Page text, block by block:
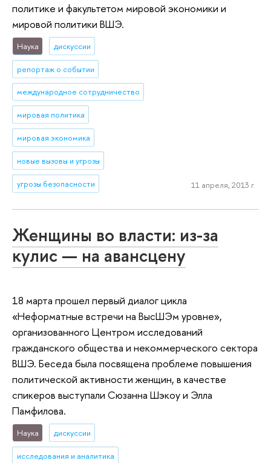
политике и факультетом мировой экономики и
мировой политики ВШЭ.
Наука дискуссии
репортаж о событии
международное сотрудничество
мировая политика
мировая экономика
новые вызовы и угрозы
угрозы безопасности 11 апреля, 2013 г.
Женщины во власти: из-за
кулис — на авансцену
18 марта прошел первый диалог цикла
«Неформатные встречи на ВысШЭм уровне»,
организованного Центром исследований
гражданского общества и некоммерческого сектора
ВШЭ. Беседа была посвящена проблеме повышения
политической активности женщин, в качестве
спикеров выступали Сюзанна Шэкоу и Элла
Памфилова.
Наука дискуссии
исследования и аналитика